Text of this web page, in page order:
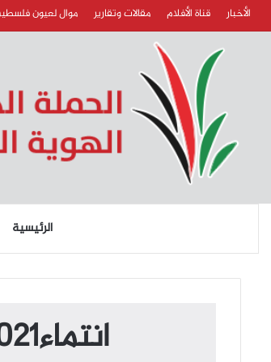
الأخبار قناة الأفلام مقالات وتقارير موال لعيون
الرئيسية
انتماء2021: موّال لعيون فلسطين، الفنان رشيد غلام، المغرب